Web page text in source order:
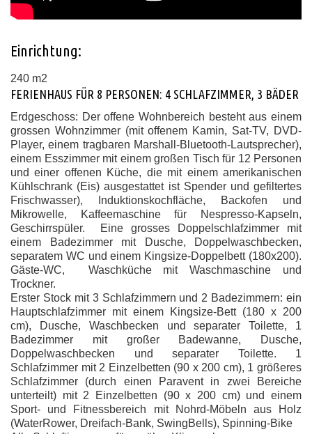
Einrichtung:
240 m2
FERIENHAUS FÜR 8 PERSONEN: 4 SCHLAFZIMMER, 3 BÄDER
Erdgeschoss: Der offene Wohnbereich besteht aus einem
grossen Wohnzimmer (mit offenem Kamin, Sat-TV, DVD-
Player, einem tragbaren Marshall-Bluetooth-Lautsprecher),
einem Esszimmer mit einem großen Tisch für 12 Personen
und einer offenen Küche, die mit einem amerikanischen
Kühlschrank (Eis) ausgestattet ist Spender und gefiltertes
Frischwasser), Induktionskochfläche, Backofen und
Mikrowelle, Kaffeemaschine für Nespresso-Kapseln,
Geschirrspüler.
Eine grosses Doppelschlafzimmer mit
einem Badezimmer mit Dusche, Doppelwaschbecken,
separatem WC und einem Kingsize-Doppelbett (180x200).
Gäste-WC, Waschküche mit Waschmaschine und
Trockner.
Erster Stock mit 3 Schlafzimmern und 2 Badezimmern: ein
Hauptschlafzimmer mit einem Kingsize-Bett (180 x 200
cm), Dusche, Waschbecken und separater Toilette, 1
Badezimmer mit großer Badewanne, Dusche,
Doppelwaschbecken und separater Toilette. 1
Schlafzimmer mit 2 Einzelbetten (90 x 200 cm), 1 größeres
Schlafzimmer (durch einen Paravent in zwei Bereiche
unterteilt) mit 2 Einzelbetten (90 x 200 cm) und einem
Sport- und Fitnessbereich mit Nohrd-Möbeln aus Holz
(WaterRower, Dreifach-Bank, SwingBells), Spinning-Bike